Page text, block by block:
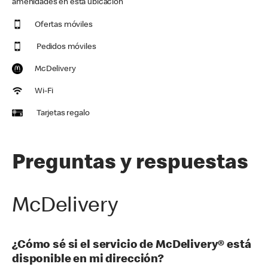
amenidades en esta ubicación
Ofertas móviles
Pedidos móviles
McDelivery
Wi-Fi
Tarjetas regalo
Preguntas y respuestas
McDelivery
¿Cómo sé si el servicio de McDelivery® está
disponible en mi dirección?